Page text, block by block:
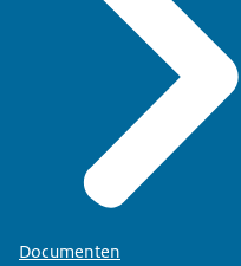
Documenten